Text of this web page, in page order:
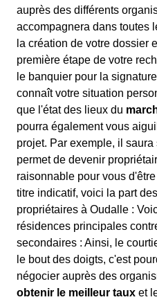
auprès des différents
accompagnera dans toutes
la création de votre dossier
première étape de votre
le banquier pour la
connaît votre situation
que l'état des lieux du
pourra également vous
projet. Par exemple, il
permet de devenir
raisonnable pour vous
titre indicatif, voici la part
propriétaires à Oudalle :
résidences principales
secondaires : Ainsi, le
le bout des doigts, c'est
négocier auprès des
obtenir le meilleur taux et